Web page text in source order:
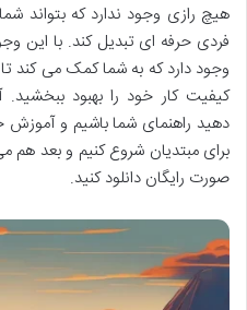
هیچ رازی وجود ندارد که بتواند
فردی حرفه ای تبدیل کند. با این
وجود دارد که به شما کمک می
کیفیت کار خود را بهبود
برای مبتدیان شروع کنیم و بعد
صورت رایگان دانلود کنید.